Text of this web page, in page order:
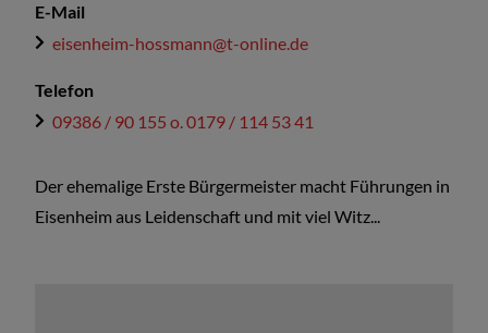
Der ehemalige Erste Bürgermeister macht Führungen in
Eisenheim aus Leidenschaft und mit viel Witz...
E-Mail
eisenheim-hossmann@t-online.de
Telefon
09386 / 90 155 o. 0179 / 114 53 41